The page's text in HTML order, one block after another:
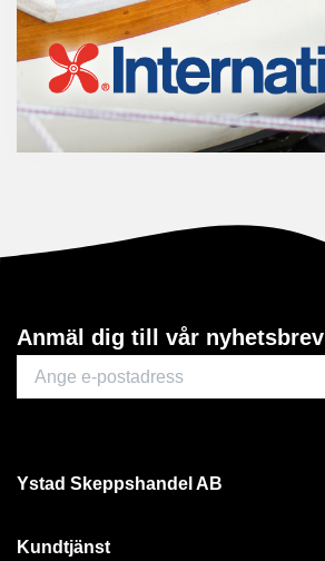
Anmäl dig till vår nyhetsbrev
Ystad Skeppshandel AB
Kundtjänst